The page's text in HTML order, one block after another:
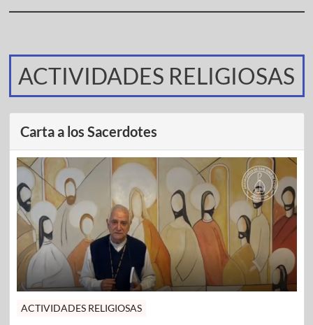
ACTIVIDADES RELIGIOSAS
Carta a los Sacerdotes
ACTIVIDADES RELIGIOSAS